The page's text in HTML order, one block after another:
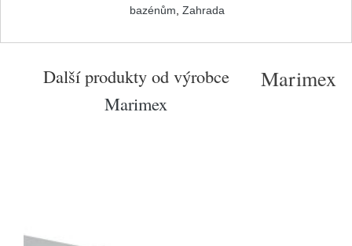
bazénům Zahrada
Další produkty od výrobce
Marimex
Marimex